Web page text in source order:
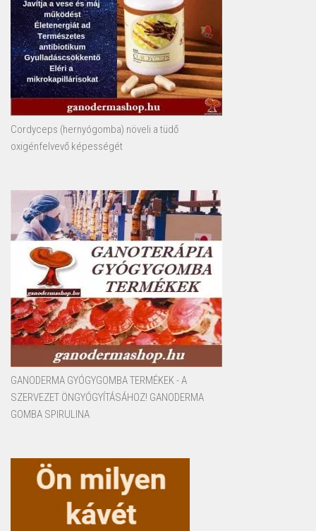
Cordyceps (hernyógomba) növeli a tüdő
oxigénfelvevő képességét
GANODERMA GYÓGYGOMBA TERMÉKEK - A
SZERVEZET ÖNGYÓGYÍTÁSÁHOZ! GANODERMA
GOMBA SPIRULINA